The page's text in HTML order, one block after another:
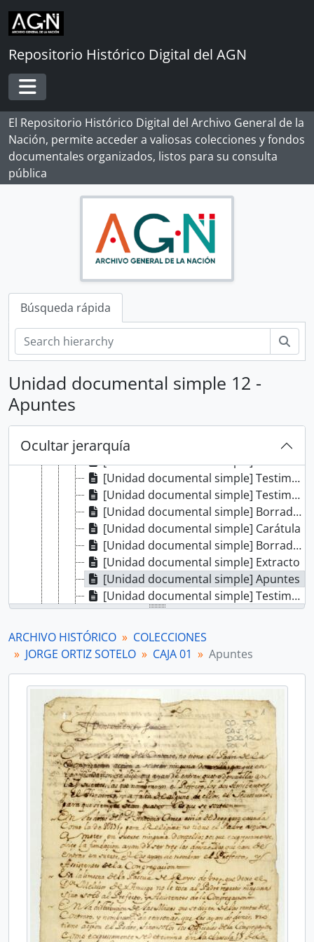
Skip to main content
Repositorio Histórico Digital del AGN
Toggle navigation
El Repositorio Histórico Digital del Archivo General de la
Nación, permite acceder a valiosas colecciones y fondos
documentales organizados, listos para su consulta
pública
Búsqueda rápida
Unidad documental simple 12 -
Apuntes
Ocultar jerarquía
[Record group] ARCHIVO HISTÓRICO
[Agrupación documental] FONDOS FÁCTICOS
[Agrupación documental] PROTOCOLOS NOTARIALES
[Agrupación documental] COLECCIONES
[Colección] ALBERTO ROSAS SILES
[Colección] ALFONSO MADALENGOITIA ALBRECHT
[Colección] ANGÉLICA PALMA
[Colección] BERNARDO MORAWSKY
[Colección] DOCUMENTOS DE LA INDEPENDENCIA DEL PERÚ EN EL AGI
[Colección] JORGE ORTIZ SOTELO
[Unidad de instalación] CAJA 01
[Unidad documental simple] Título de escribano
[Unidad documental compuesta] Plazo perentorio
[Unidad documental simple] Certificación
[Unidad documental simple] Borrador de cuenta
[Unidad documental simple] Testimonio de escritura de posesión
[Unidad documental simple] Testimonio de escritura de venta
[Unidad documental simple] Borrador de registros
[Unidad documental simple] Carátula
[Unidad documental simple] Borrador de registros
[Unidad documental simple] Extracto
[Unidad documental simple] Apuntes
[Unidad documental simple] Testimonio de testamento
[Unidad documental compuesta] Cumplimiento de testamento
[Unidad documental simple] Borrador de registros
[Unidad documental simple] Hospital de San Lázaro
[Unidad documental simple] Cierre de registro de escrituras
[Unidad documental simple] Borrador de cuenta
[Unidad documental simple] Borrador de invitación
[Unidad documental simple] Borrador de cuenta
[Unidad documental simple] Borrador de memoria
[Unidad documental simple] Borrador de aviso
[Unidad documental simple] Hospital de San Lázaro
[Unidad documental simple] Correspondencia
[Unidad documental simple] Correspondencia
[Unidad documental simple] Borrador de oficio
[Unidad documental simple] Borrador de oficio
[Unidad documental simple] Testimonio de expediente
[Unidad documental simple] Provisión
[Unidad documental simple] Borrador de memorial
[Unidad documental simple] Provisión
[Unidad documental simple] Borrador de acta
[Unidad documental compuesta] Tasación de casa
ARCHIVO HISTÓRICO
COLECCIONES
JORGE ORTIZ SOTELO
CAJA 01 Apuntes